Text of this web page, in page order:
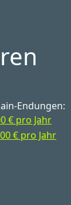
Endungen:
€ pro Jahr
€ pro Jahr